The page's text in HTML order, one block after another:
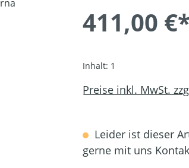
411,00
Inhalt: 1
Preise inkl. MwSt.
Leider ist dieser
gerne mit uns